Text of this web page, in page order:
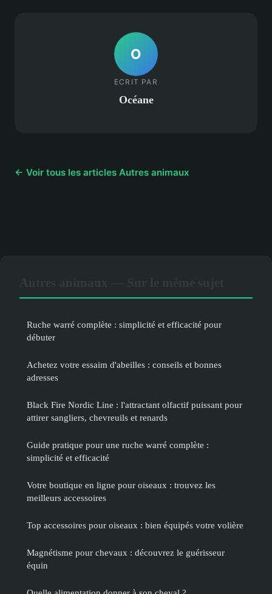
O
ECRIT PAR
Océane
← Voir tous les articles Autres animaux
Ruche warré complète : simplicité et efficacité pour
débuter
Achetez votre essaim d'abeilles : conseils et bonnes
adresses
Black Fire Nordic Line : l'attractant olfactif puissant pour
attirer sangliers, chevreuils et renards
Guide pratique pour une ruche warré complète :
simplicité et efficacité
Votre boutique en ligne pour oiseaux : trouvez les
meilleurs accessoires
Top accessoires pour oiseaux : bien équipés votre volière
Magnétisme pour chevaux : découvrez le guérisseur
équin